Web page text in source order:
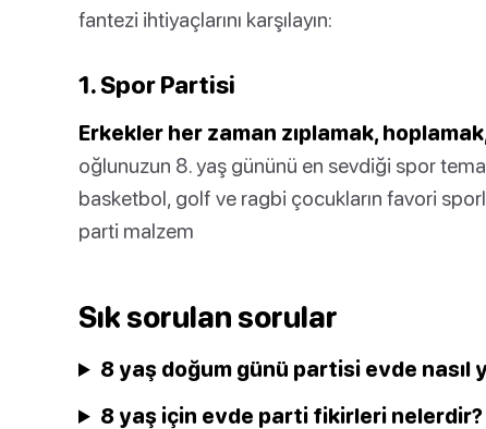
fantezi ihtiyaçlarını karşılayın:
1. Spor Partisi
Erkekler her zaman zıplamak,
oğlunuzun 8. yaş gününü en sevdiği spor
basketbol, golf ve ragbi çocukların favori
parti malzem
Sık sorulan sorular
8 yaş doğum günü partisi evde nasıl
8 yaş için evde parti fikirleri nelerdir?